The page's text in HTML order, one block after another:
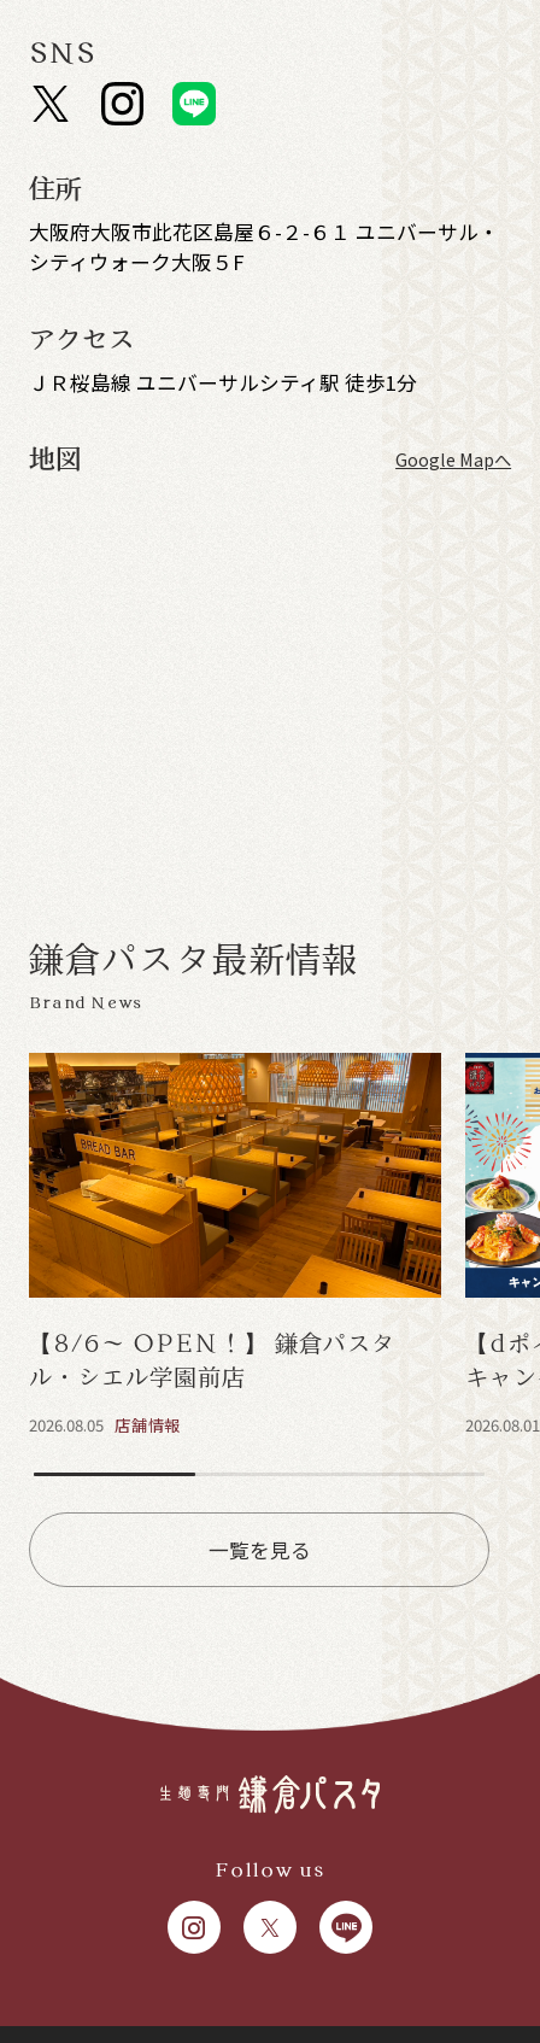
SNS
住所
大阪府大阪市此花区島屋６-２-６１ ユニバーサル・
シティウォーク大阪５F
アクセス
ＪＲ桜島線 ユニバーサルシティ駅 徒歩1分
地図 Google Mapへ
鎌倉パ ス タ最新情報
Brand News
【8/6～ OPEN！】 鎌倉パスタ
ル・シエル学園前店
2026.08.05 店舗情報
【d
キャ
2026.08.01
一覧を見る
Follow us